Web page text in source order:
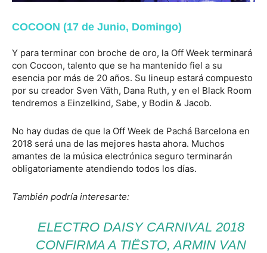
COCOON (17 de Junio, Domingo)
Y para terminar con broche de oro, la Off Week terminará
con Cocoon, talento que se ha mantenido fiel a su
esencia por más de 20 años. Su lineup estará compuesto
por su creador Sven Väth, Dana Ruth, y en el Black Room
tendremos a Einzelkind, Sabe, y Bodin & Jacob.
No hay dudas de que la Off Week de Pachá Barcelona en
2018 será una de las mejores hasta ahora. Muchos
amantes de la música electrónica seguro terminarán
obligatoriamente atendiendo todos los días.
También podría interesarte:
ELECTRO DAISY CARNIVAL 2018
CONFIRMA A TIËSTO, ARMIN VAN